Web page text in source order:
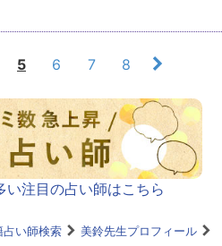
5 6 7 8
い注目の占い師はこちら
占い師検索
美鈴先生プロフィール